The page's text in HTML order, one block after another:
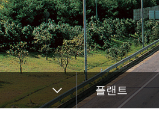
환경경영
찾아오시는길
플랜트